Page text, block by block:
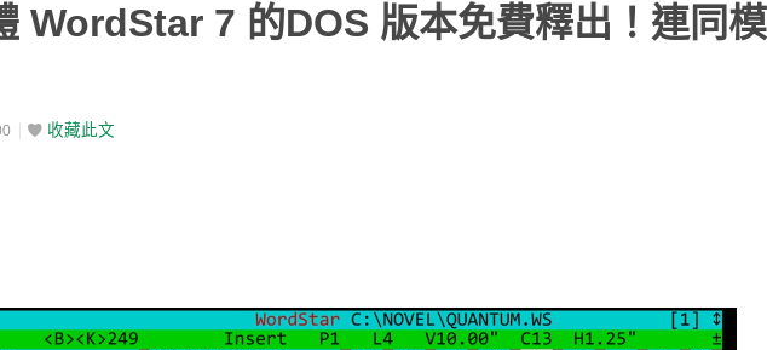
WordStar 7 的DOS 版本免費釋出！連同
收藏此文